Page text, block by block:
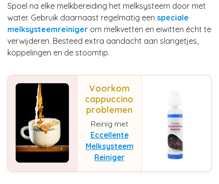
Spoel na elke melkbereiding het melksysteem door met
water. Gebruik daarnaast regelmatig een speciale
melksysteemreiniger om melkvetten en eiwitten écht te
verwijderen. Besteed extra aandacht aan slangetjes,
koppelingen en de stoomtip.
Voorkom
cappuccino
problemen
Reinig met
Eccellente
Melksysteem
Reiniger